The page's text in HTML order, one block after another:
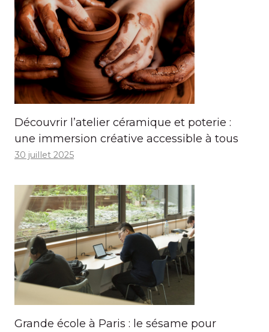
Découvrir l’atelier céramique et poterie :
une immersion créative accessible à tous
30 juillet 2025
Grande école à Paris : le sésame pour